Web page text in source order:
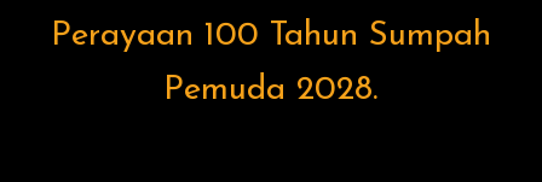
Perayaan 100 Tahun Sumpah
Pemuda 2028.